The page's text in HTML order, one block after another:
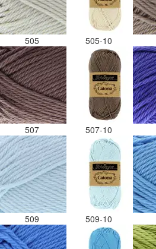
505 505-10
507 507-10
509 509-10